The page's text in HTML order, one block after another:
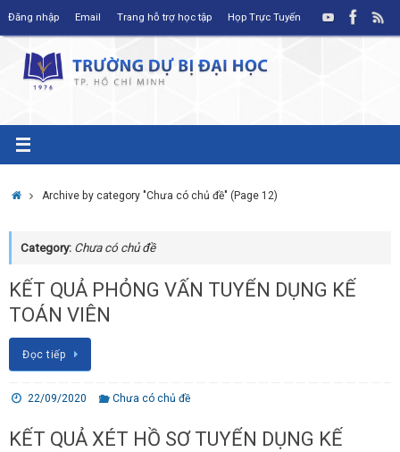
Đăng nhập Email Trang hỗ trợ học tập Họp Trực Tuyến
HomeArchive by category "Chưa có chủ đề" (Page 12)
Category: Chưa có chủ đề
KẾT QUẢ PHỎNG VẤN TUYỂN DỤNG KẾ
TOÁN VIÊN
Đọc tiếp
22/09/2020 Chưa có chủ đề
KẾT QUẢ XÉT HỒ SƠ TUYỂN DỤNG KẾ